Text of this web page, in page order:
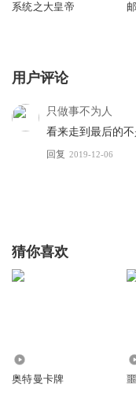
系统之大皇帝
用户评论
只做事不为人
看来走到最后的
回复 2019-12-06
猜你喜欢
奥特曼卡牌